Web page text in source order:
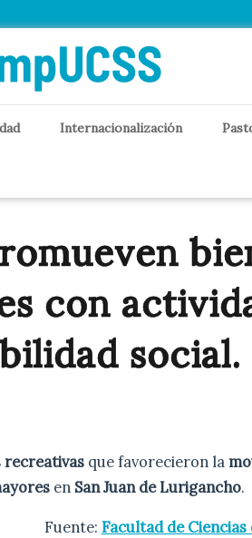
Internacionalización
con
social.
recreativas que favorecieron la
en San Juan de Lurigancho.
Fuente: Facultad de Ciencias